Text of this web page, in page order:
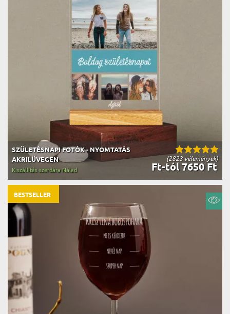
(2823 vélemények)
SZÜLETÉSNAPI FOTÓK - NYOMTATÁS
AKRILÜVEGEN
Ft-tól 7650 Ft
Kiszállítás szerdára Nálad
BESTSELLER